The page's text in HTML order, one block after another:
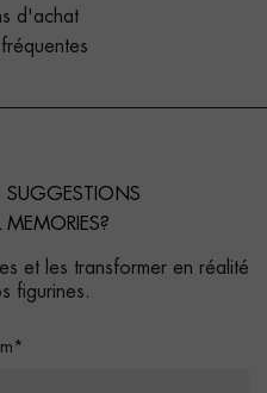
d'achat
SUGGESTIONS
MEMORIES?
et les transformer en réalité
figurines.